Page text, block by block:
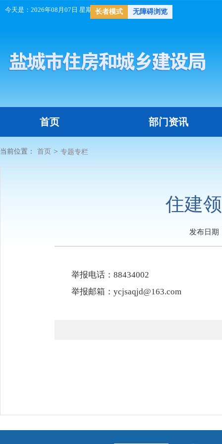
长者模式 无障碍浏览
今天是： 2026年08月07日 星期五 天气：
首页 部门资讯
当前位置： 首页 > 专题专栏
住建
发布日期
举报电话：88434002
举报邮箱：ycjsaqjd@163.com